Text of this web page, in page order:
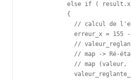
else if (
            {
// calcul de
erreur_x = 155
//
// map -> Ré-
// map (valeur,